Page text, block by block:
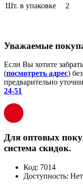
Шт. в упаковке
2
Уважаемые
Если Вы хотите
(посмотреть адрес)
предварительно
24-51
Для оптовых
система скидок.
Код: 7014
Доступность: